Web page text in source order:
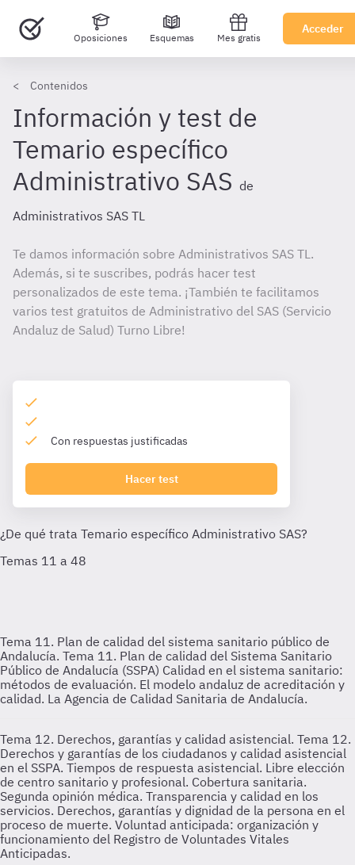
Oposiciones Esquemas Mes gratis
Acceder
Contenidos
Información y test de
Temario específico
Administrativo SAS de
Administrativos SAS TL
Te damos información sobre Administrativos SAS TL.
Además, si te suscribes, podrás hacer test
personalizados de este tema. ¡También te facilitamos
varios test gratuitos de Administrativo del SAS (Servicio
Andaluz de Salud) Turno Libre!
Con respuestas justificadas
Hacer test
Tema 11. Plan de calidad del sistema sanitario público de
Andalucía. Tema 11. Plan de calidad del Sistema Sanitario
Público de Andalucía (SSPA) Calidad en el sistema sanitario:
métodos de evaluación. El modelo andaluz de acreditación y
calidad. La Agencia de Calidad Sanitaria de Andalucía.
Tema 12. Derechos, garantías y calidad asistencial. Tema 12.
Derechos y garantías de los ciudadanos y calidad asistencial
en el SSPA. Tiempos de respuesta asistencial. Libre elección
de centro sanitario y profesional. Cobertura sanitaria.
Segunda opinión médica. Transparencia y calidad en los
servicios. Derechos, garantías y dignidad de la persona en el
proceso de muerte. Voluntad anticipada: organización y
funcionamiento del Registro de Voluntades Vitales
Anticipadas.